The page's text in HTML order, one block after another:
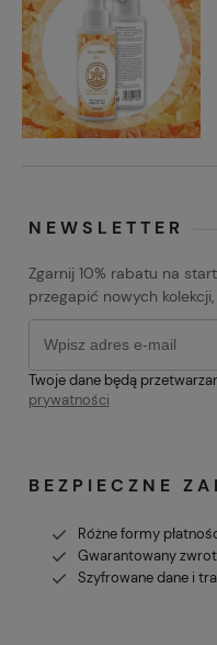
NEWSLETTER
Zgarnij 10% rabatu na
przegapić nowych
Twoje dane będą
prywatności
BEZPIECZNE
Różne formy
Gwarantowany
Szyfrowane dane i